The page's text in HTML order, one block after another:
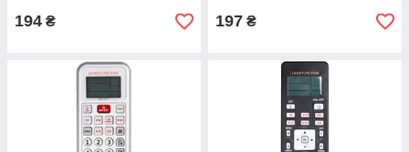
194 ₴ 197 ₴